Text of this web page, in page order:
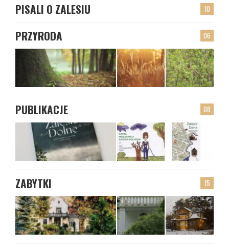
10
PISALI O ZALESIU
06
PRZYRODA
08
PUBLIKACJE
15
ZABYTKI